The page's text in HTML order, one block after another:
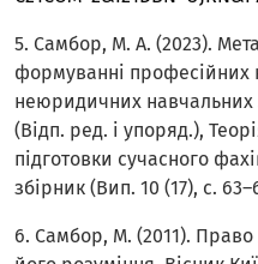
5. Самбор, М. А. (2023).
формуванні професійних
неюридичних навчальних
(Відп. ред. і упоряд.),
підготовки сучасного
збірник (Вип. 10 (17), с.
6. Самбор, М. (2011). Право